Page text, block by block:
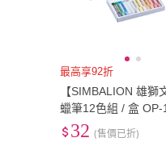
最高享92折
【SIMBALION 雄獅
蠟筆12色組 / 盒 OP-
32 (售價已折)